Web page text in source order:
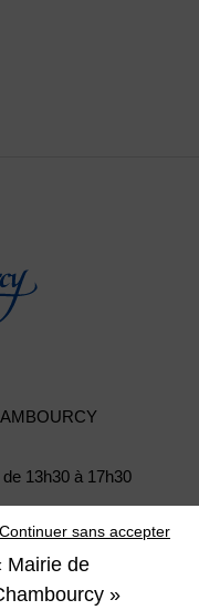
13h30 à 17h30
contacter
Continuer sans accepter
Mairie de
»